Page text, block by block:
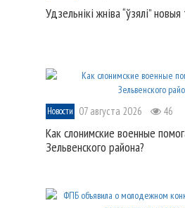
Удзельнікі жніва “ўзялі”
Новости 07 августа 2026 46
Как слонимские военные
Зельвенского района?